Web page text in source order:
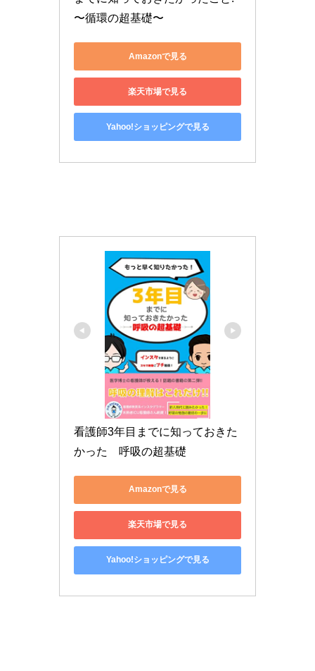
〜循環の超基礎〜
Amazonで見る
楽天市場で見る
Yahoo!ショッピングで見る
看護師3年目までに知っておきた
かった　呼吸の超基礎
Amazonで見る
楽天市場で見る
Yahoo!ショッピングで見る